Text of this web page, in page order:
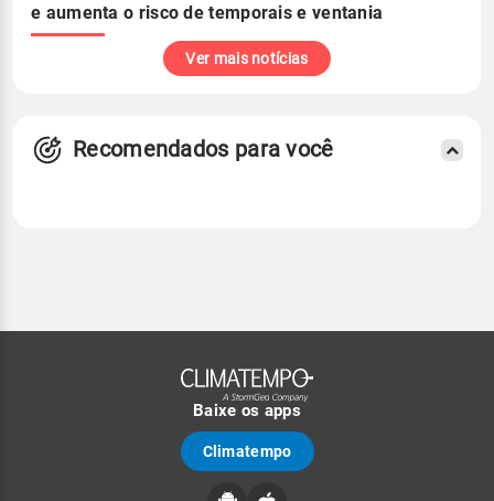
e aumenta o risco de temporais e ventania
Ver mais notícias
Recomendados para você
Baixe os apps
Climatempo